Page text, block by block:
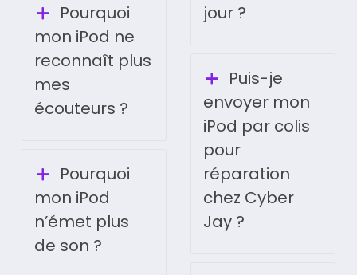
Pourquoi
mon iPod ne
reconnaît plus
mes
écouteurs ?
Pourquoi
mon iPod
n’émet plus
de son ?
jour ?
Puis-je
envoyer mon
iPod par colis
pour
réparation
chez Cyber
Jay ?